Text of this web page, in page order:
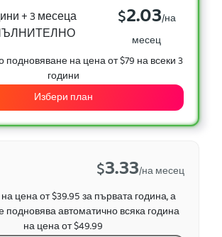
+ 3 месеца
$2.03/на
месец
подновяване на цена от $79 на всеки 3
години
Избери план
$3.33/на месец
цена от $39.95 за първата година, а
подновява автоматично всяка година
на цена от $49.99